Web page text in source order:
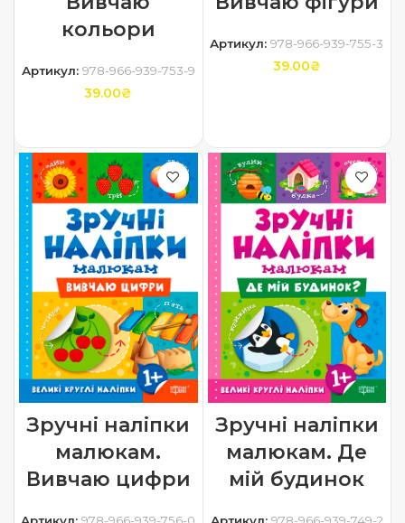
кольори
Артикул: 978-966-939-753-9
39.00₴
Артикул:978-966-939-755-3
39.00₴
Зручні наліпки
малюкам.
Вивчаю цифри
Зручні наліпки
малюкам. Де
мій будинок